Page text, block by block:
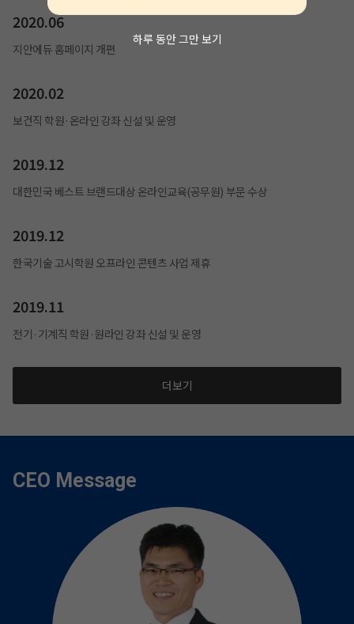
하루 동안 그만 보기
2020.06
지안에듀 홈페이지 개편
2020.02
보건직 학원·온라인 강좌 신설 및 운영
2019.12
대한민국 베스트 브랜드대상 온라인교육(공무원) 부문 수상
2019.12
한국기술 고시학원 오프라인 콘텐츠 사업 제휴
2019.11
전기·기계직 학원·원라인 강좌 신설 및 운영
더보기
CEO Message